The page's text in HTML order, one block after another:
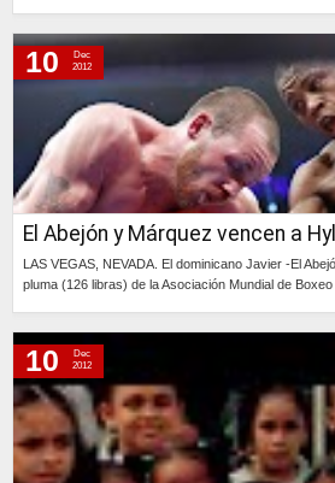
El Abejón y Márquez vencen a
LAS VEGAS, NEVADA. El dominicano Javier -El
pluma (126 libras) de la Asociación Mundial de Boxeo
10
Dec
2012
10
Dec
2012